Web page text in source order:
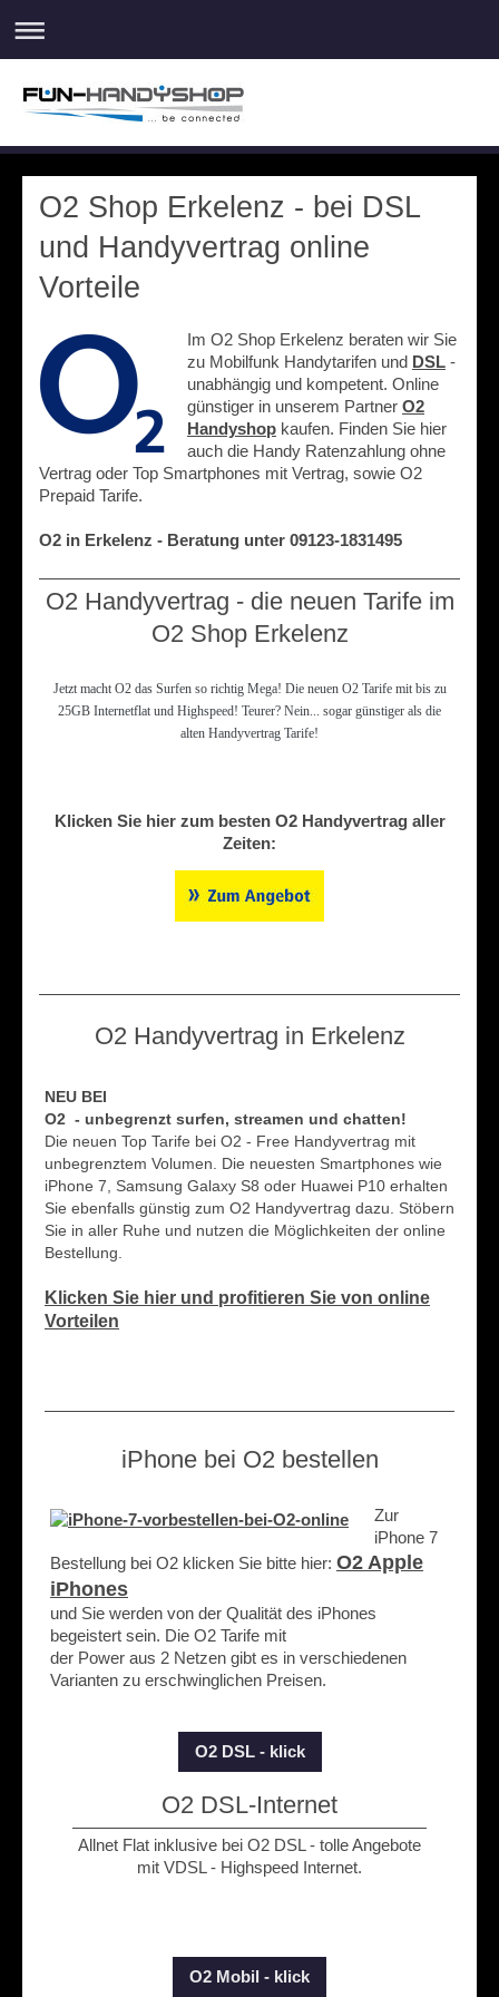
O2 Shop Erkelenz - bei DSL
und Handyvertrag online
Vorteile
Im O2 Shop Erkelenz beraten wir Sie
zu Mobilfunk Handytarifen und DSL -
unabhängig und kompetent. Online
günstiger in unserem Partner O2
Handyshop kaufen. Finden Sie hier
auch die Handy Ratenzahlung ohne
Vertrag oder Top Smartphones mit Vertrag, sowie O2
Prepaid Tarife.
O2 in Erkelenz - Beratung unter 09123-1831495
O2 Handyvertrag - die neuen Tarife im
O2 Shop Erkelenz
Jetzt macht O2 das Surfen so richtig Mega! Die neuen O2 Tarife mit bis zu
25GB Internetflat und Highspeed! Teurer? Nein... sogar günstiger als die
alten Handyvertrag Tarife!
Klicken Sie hier zum besten O2 Handyvertrag aller
Zeiten:
O2 Handyvertrag in Erkelenz
NEU BEI
O2 - unbegrenzt surfen, streamen und chatten!
Die neuen Top Tarife bei O2 - Free Handyvertrag mit
unbegrenztem Volumen. Die neuesten Smartphones wie
iPhone 7, Samsung Galaxy S8 oder Huawei P10 erhalten
Sie ebenfalls günstig zum O2 Handyvertrag dazu. Stöbern
Sie in aller Ruhe und nutzen die Möglichkeiten der online
Bestellung.
Klicken Sie hier und profitieren Sie von online
Vorteilen
iPhone bei O2 bestellen
Zur
iPhone 7
Bestellung bei O2 klicken Sie bitte hier: O2 Apple
iPhones
und Sie werden von der Qualität des iPhones
begeistert sein. Die O2 Tarife mit
der Power aus 2 Netzen gibt es in verschiedenen
Varianten zu erschwinglichen Preisen.
O2 DSL - klick
O2 DSL-Internet
Allnet Flat inklusive bei O2 DSL - tolle Angebote
mit VDSL - Highspeed Internet.
O2 Mobil - klick